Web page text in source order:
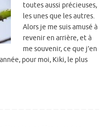
toutes aussi précieuses,
les unes que les autres.
Alors je me suis amusé à
revenir en arrière, et à
me souvenir, ce que j’en
pour moi, Kiki, le plus